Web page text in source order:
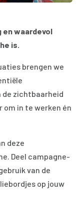
en waardevol
is.
brengen we
de zichtbaarheid
in te werken én
deze
Deel campagne-
van de
op jouw